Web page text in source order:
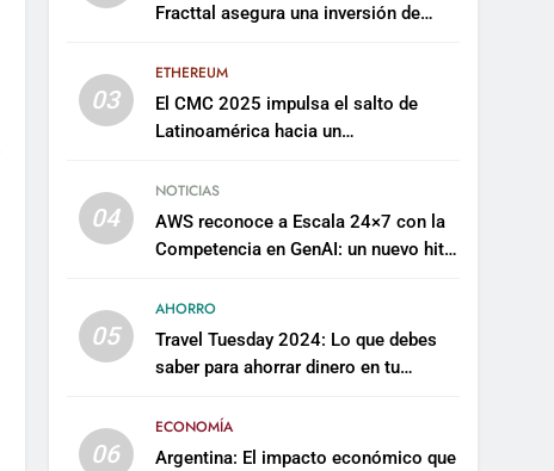
Fracttal asegura una inversión de
plataforma
03
ETHEREUM
El CMC 2025 impulsa el salto de
Latinoamérica hacia un
sostenible
04
NOTICIAS
AWS reconoce a Escala 24×7 con la
Competencia en GenAI: un nuevo hito
artificial empresarial
05
AHORRO
Travel Tuesday 2024: Lo que debes
saber para ahorrar dinero en tu
06
ECONOMÍA
Argentina: El impacto económico que